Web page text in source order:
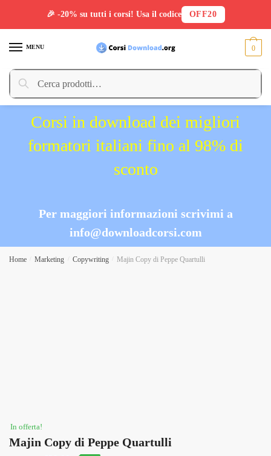
MENU
Cerca:
Cerca
0
Corsi in download dei migliori
formatori italiani fino al 98% di
sconto
Per maggiori informazioni scrivimi a
info@downloadcorsi.com
Home Marketing Copywriting Majin Copy di Peppe Quartulli
In offerta!
Majin Copy di Peppe Quartulli
🎉 -20% su tutti i corsi! Usa il codice OFF20